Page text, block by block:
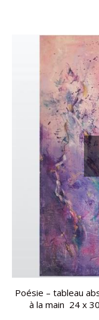
Poésie – tableau
à la main 24 x